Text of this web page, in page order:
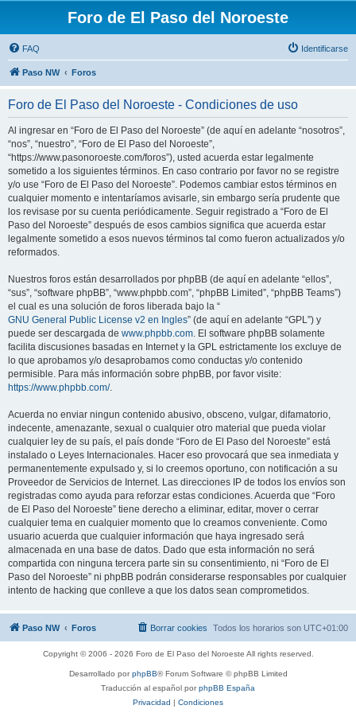
Foro de El Paso del Noroeste
FAQ Identificarse
Paso NW Foros
Foro de El Paso del Noroeste - Condiciones de uso
Al ingresar en “Foro de El Paso del Noroeste” (de aquí en adelante “nosotros”,
“nos”, “nuestro”, “Foro de El Paso del Noroeste”,
“https://www.pasonoroeste.com/foros”), usted acuerda estar legalmente
sometido a los siguientes términos. En caso contrario por favor no se registre
y/o use “Foro de El Paso del Noroeste”. Podemos cambiar estos términos en
cualquier momento e intentaríamos avisarle, sin embargo sería prudente que
los revisase por su cuenta periódicamente. Seguir registrado a “Foro de El
Paso del Noroeste” después de esos cambios significa que acuerda estar
legalmente sometido a esos nuevos términos tal como fueron actualizados y/o
reformados.
Nuestros foros están desarrollados por phpBB (de aquí en adelante “ellos”,
“sus”, “software phpBB”, “www.phpbb.com”, “phpBB Limited”, “phpBB Teams”)
el cual es una solución de foros liberada bajo la “
GNU General Public License v2 en Ingles” (de aquí en adelante “GPL”) y
puede ser descargada de www.phpbb.com. El software phpBB solamente
facilita discusiones basadas en Internet y la GPL estrictamente los excluye de
lo que aprobamos y/o desaprobamos como conductas y/o contenido
permisible. Para más información sobre phpBB, por favor visite:
https://www.phpbb.com/.
Acuerda no enviar ningun contenido abusivo, obsceno, vulgar, difamatorio,
indecente, amenazante, sexual o cualquier otro material que pueda violar
cualquier ley de su país, el país donde “Foro de El Paso del Noroeste” está
instalado o Leyes Internacionales. Hacer eso provocará que sea inmediata y
permanentemente expulsado y, si lo creemos oportuno, con notificación a su
Proveedor de Servicios de Internet. Las direcciones IP de todos los envíos son
registradas como ayuda para reforzar estas condiciones. Acuerda que “Foro
de El Paso del Noroeste” tiene derecho a eliminar, editar, mover o cerrar
cualquier tema en cualquier momento que lo creamos conveniente. Como
usuario acuerda que cualquier información que haya ingresado será
almacenada en una base de datos. Dado que esta información no será
compartida con ninguna tercera parte sin su consentimiento, ni “Foro de El
Paso del Noroeste” ni phpBB podrán considerarse responsables por cualquier
intento de hacking que conlleve a que los datos sean comprometidos.
Paso NW Foros Todos los horarios son UTC+01:00
Borrar cookies
Copyright © 2006 - 2026 Foro de El Paso del Noroeste All rights reserved.
Desarrollado porphpBB® Forum Software © phpBB Limited
Traducción al español porphpBB España
Privacidad | Condiciones